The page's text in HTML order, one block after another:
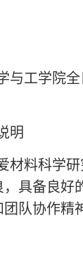
与工学院
明
材料科学
具备良好
队协作精